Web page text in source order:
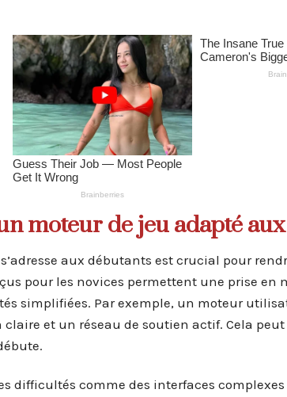
moteur de jeu adapté
aux débutants est crucial pour
pour les novices permettent une prise en
simplifiées. Par exemple, un moteur
et un réseau de soutien actif. Cela
difficultés comme des interfaces